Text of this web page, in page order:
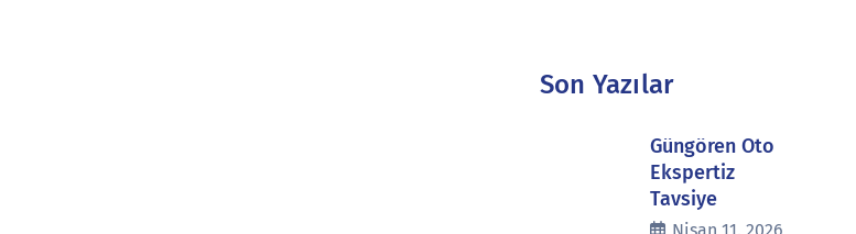
Son Yazılar
Güngören Oto
Ekspertiz
Tavsiye